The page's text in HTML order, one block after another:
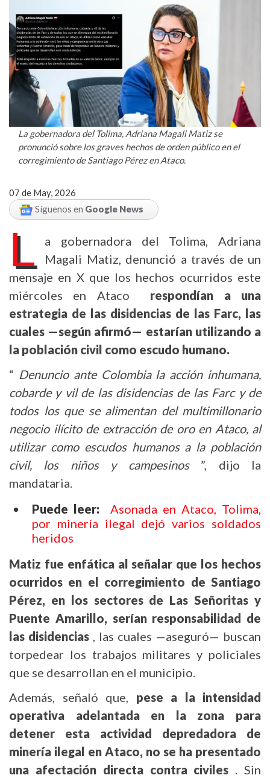
La gobernadora del Tolima, Adriana Magali Matiz se
pronunció sobre los graves hechos de orden público en el
corregimiento de Santiago Pérez en Ataco.
07 de May, 2026
Síguenos en Google News
L
a gobernadora del Tolima, Adriana
Magali Matiz, denunció a través de un
mensaje en X que los hechos ocurridos este
miércoles en Ataco respondían a una
estrategia de las disidencias de las Farc, las
cuales —según afirmó— estarían utilizando a
la población civil como escudo humano.
“ Denuncio ante Colombia la acción inhumana,
cobarde y vil de las disidencias de las Farc y de
todos los que se alimentan del multimillonario
negocio ilícito de extracción de oro en Ataco, al
utilizar como escudos humanos a la población
civil, los niños y campesinos”, dijo la
mandataria.
Puede leer: Asonada en Ataco, Tolima,
por minería ilegal dejó varios soldados
heridos
Matiz fue enfática al señalar que los hechos
ocurridos en el corregimiento de Santiago
Pérez, en los sectores de Las Señoritas y
Puente Amarillo, serían responsabilidad de
las disidencias , las cuales —aseguró— buscan
torpedear los trabajos militares y policiales
que se desarrollan en el municipio.
Además, señaló que, pese a la intensidad
operativa adelantada en la zona para
detener esta actividad depredadora de
minería ilegal en Ataco, no se ha presentado
una afectación directa contra civiles . Sin